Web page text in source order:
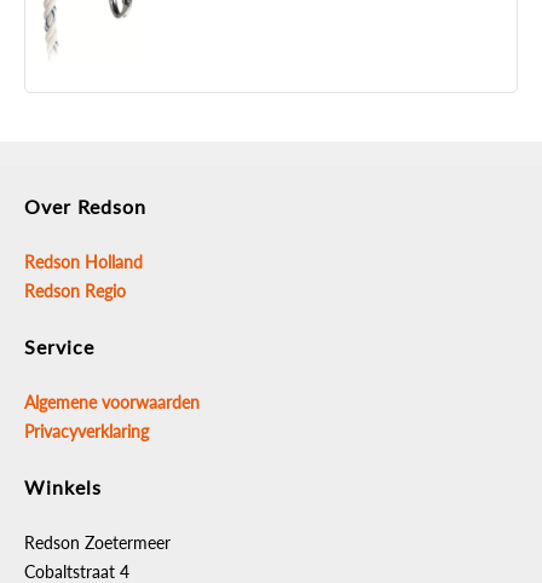
Over Redson
Redson Holland
Redson Regio
Service
Algemene voorwaarden
Privacyverklaring
Winkels
Redson Zoetermeer
Cobaltstraat 4